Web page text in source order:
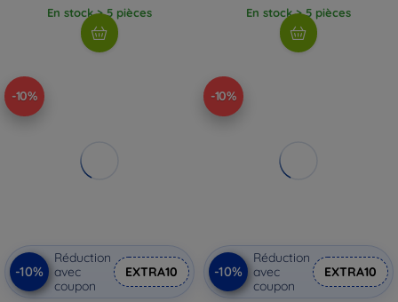
En stock > 5 pièces En stock > 5 pièces
-10%
-10%
Réduction
avec
coupon
EXTRA10
-10%
-10%
Réduction
avec
coupon
EXTRA10